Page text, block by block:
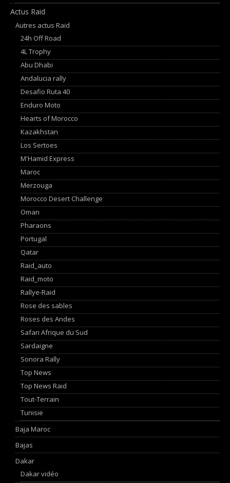
Actus Raid
Autres actus Raid
24h Off Road
4L Trophy
Abu Dhabi
Andalucia rally
Desafio Ruta 40
Enduro Moto
Hearts of Morocco
Kazakhstan
Los Sertoes
M'Hamid Express
Maroc
Merzouga
Morocco Desert Challenge
Oman
Pharaons
Portugal
Qatar
Raid_auto
Raid_moto
Rallye-Raid
Rose des sables
Roses des Andes
Safari Afrique du Sud
Sardaigne
Sonora Rally
Top News
Top News Raid
Tout-Terrain
Tunisie
Baja Maroc
Bajas
Dakar
Dakar vidéo